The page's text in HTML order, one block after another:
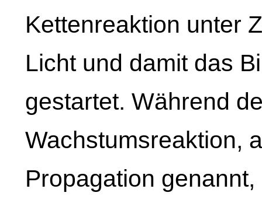
Kettenreaktion unter
Licht und damit das
gestartet. Während
Wachstumsreaktion,
Propagation